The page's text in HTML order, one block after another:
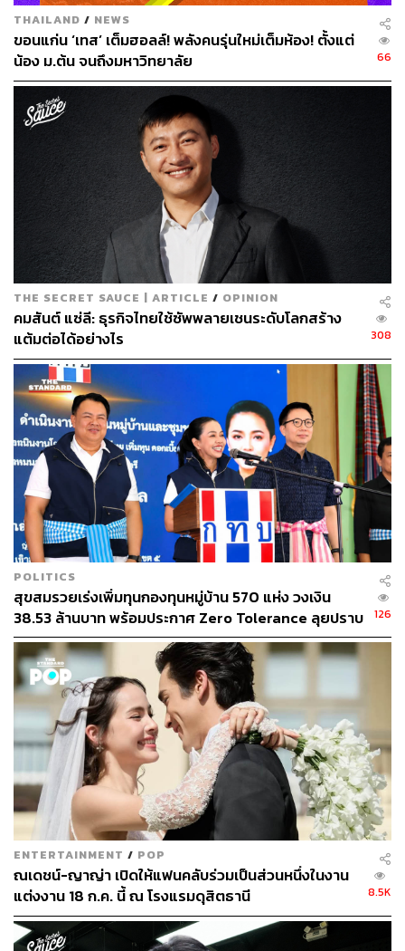
How to make ‘Good’ Plara
ปลาร้าคือหัวใจของอาหารอีสาน เมื่อปลาร้าดีก็เหมือนมีชัย
ไปแล้วกว่าครึ่ง คลาสนี้เราพาคุณไปเรียนรู้วิธีการทำปลาร้า
กับเชฟคำนาง ลูกหลานขอนแก่นที่ทำบ้านของตัวเองให้กลาย
เป็นครัวอีสาน รวมถึงเคล็ดลับการเลือกวัตถุดิบและ
กระบวนการหมักปลาร้าแบบดั้งเดิมที่สืบทอดกันมายาวนาน
เพราะปลาร้าไม่เพียงแต่เป็นเครื่องปรุงที่สร้างรสชาติอันเป็น
เอกลักษณ์ แต่ยังสะท้อนถึงภูมิปัญญาและความยั่งยืนของ
ชาวอีสานอย่างแท้จริง
Date:29 ธันวาคม 2567
Time: 10.00-12.00 น.
THAILAND / NEWS
ขอนแก่น ‘เทส’ เต็มฮอลล์! พลังคนรุ่นใหม่เต็มห้อง! ตั้งแต่
น้อง ม.ต้น จนถึงมหาวิทยาลัย
66
THE SECRET SAUCE | ARTICLE / OPINION
คมสันต์ แซ่ลี: ธุรกิจไทยใช้ซัพพลายเชนระดับโลกสร้าง
แต้มต่อได้อย่างไร
308
POLITICS
สุขสมรวยเร่งเพิ่มทุนกองทุนหมู่บ้าน 570 แห่ง วงเงิน
38.53 ล้านบาท พร้อมประกาศ Zero Tolerance ลุยปราบ
ทุจริต ดึงอัยการ-ตำรวจดำเนินคดี
126
ENTERTAINMENT / POP
ณเดชน์-ญาญ่า เปิดให้แฟนคลับร่วมเป็นส่วนหนึ่งในงาน
แต่งงาน 18 ก.ค. นี้ ณ โรงแรมดุสิตธานี
8.5K